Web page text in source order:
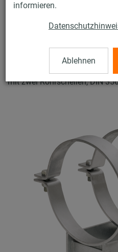
informieren.
Ablehnen
mit zwei Rohrschellen, DIN